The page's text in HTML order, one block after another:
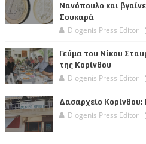
Νανόπουλο και
Σουκαρά
Diogenis Press Editor
Γεύμα του Νίκου
της Κορίνθου
Diogenis Press Editor
Δασαρχείο
Diogenis Press Editor